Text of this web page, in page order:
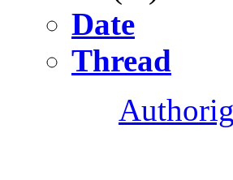
Date
Thread